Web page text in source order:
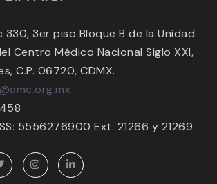
330, 3er piso Bloque B de la Unidad
Centro Médico Nacional Siglo XXI,
C.P. 06720, CDMX.
5556276900 Ext. 21266 y 21269.